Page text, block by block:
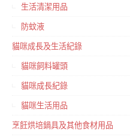
生活清潔用品
防蚊液
貓咪成長及生活紀錄
貓咪飼料罐頭
貓咪成長紀錄
貓咪生活用品
烹飪烘培鍋具及其他食材用品